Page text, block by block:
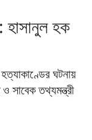
হাসানুল হক
ঘটনায়
সাবেক তথ্যমন্ত্রী